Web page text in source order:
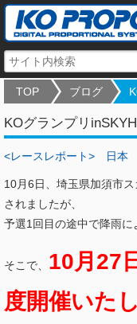
TOP ブログ
KOグランプリ
<レースレポート> 日本
10月6日、埼玉県加須市
されましたが、
予選1回目の途中で降雨に
そこで、 10月27
度開催いた